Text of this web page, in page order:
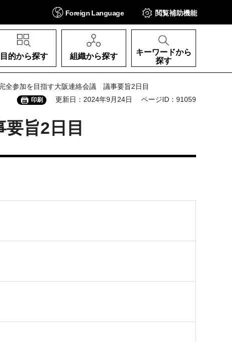
Foreign Language 閲覧補助機能
目的から探す 組織から探す
キーワードから
探す
全参加を目指す大阪連絡会議 議事要旨2日目
印刷 更新日：2024年9月24日 ページID：91059
旨2日目